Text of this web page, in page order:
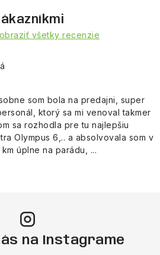
všetky recenzie
som bola na predajni, super
ktorý sa mi venoval takmer
sa rozhodla pre tu najlepšiu
Olympus 6,.. a absolvovala som v
úplne na parádu, ...
na Instagrame